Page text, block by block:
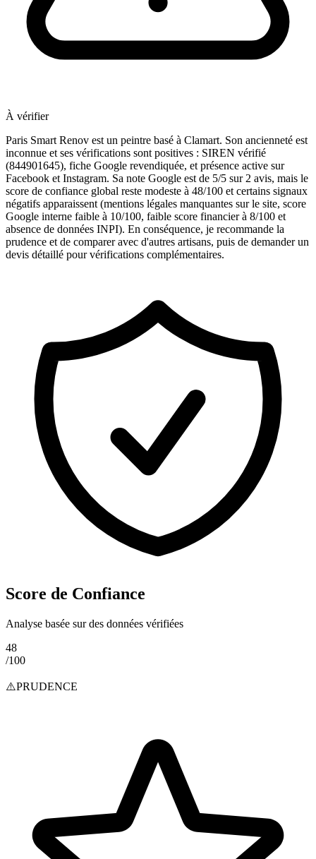
À vérifier
Paris Smart Renov est un peintre basé à Clamart. Son ancienneté est
inconnue et ses vérifications sont positives : SIREN vérifié
(844901645), fiche Google revendiquée, et présence active sur
Facebook et Instagram. Sa note Google est de 5/5 sur 2 avis, mais le
score de confiance global reste modeste à 48/100 et certains signaux
négatifs apparaissent (mentions légales manquantes sur le site, score
Google interne faible à 10/100, faible score financier à 8/100 et
absence de données INPI). En conséquence, je recommande la
prudence et de comparer avec d'autres artisans, puis de demander un
devis détaillé pour vérifications complémentaires.
Score de Confiance
Analyse basée sur des données vérifiées
48
/100
⚠️PRUDENCE